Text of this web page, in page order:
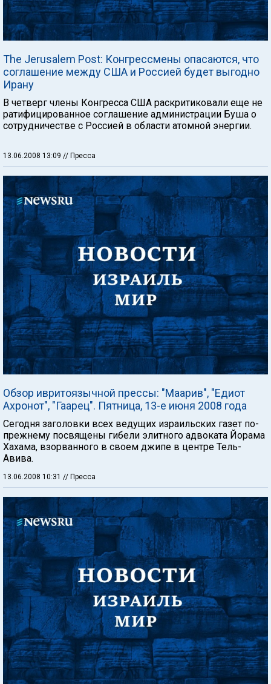
The Jerusalem Post: Конгрессмены опасаются, что
соглашение между США и Россией будет выгодно
Ирану
В четверг члены Конгресса США раскритиковали еще не
ратифицированное соглашение администрации Буша о
сотрудничестве с Россией в области атомной энергии.
13.06.2008 13:09 // Пресса
Обзор ивритоязычной прессы: "Маарив", "Едиот
Ахронот", "Гаарец". Пятница, 13-е июня 2008 года
Сегодня заголовки всех ведущих израильских газет по-
прежнему посвящены гибели элитного адвоката Йорама
Хахама, взорванного в своем джипе в центре Тель-
Авива.
13.06.2008 10:31 // Пресса